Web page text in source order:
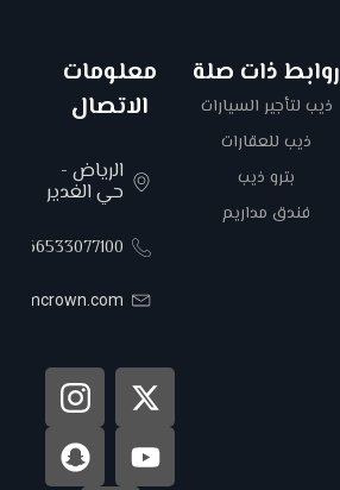
روابط ذات صلة
ذيب لتأجير السيارات
ذيب للعقارات
بترو ذيب
فندق مداريم
معلومات
الاتصال
الرياض -
حي الغدير